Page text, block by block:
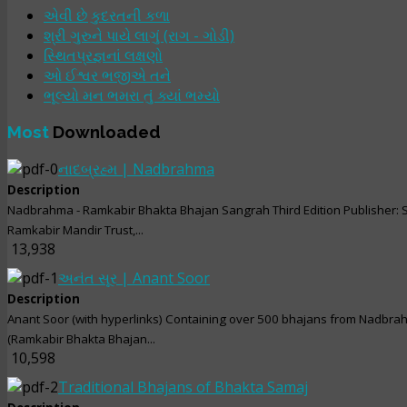
એવી છે કુદરતની કળા
શ્રી ગુરુને પાયે લાગું (રાગ - ગોડી)
સ્થિતપ્રજ્ઞનાં લક્ષણો
ઓ ઈશ્વર ભજીએ તને
ભૂલ્યો મન ભમરા તું ક્યાં ભમ્યો
Most Downloaded
નાદબ્રહ્મ | Nadbrahma
Description
Nadbrahma - Ramkabir Bhakta Bhajan Sangrah Third Edition Publisher:
Ramkabir Mandir Trust,...
13,938
અનંત સૂર | Anant Soor
Description
Anant Soor (with hyperlinks) Containing over 500 bhajans from
(Ramkabir Bhakta Bhajan...
10,598
Traditional Bhajans of Bhakta Samaj